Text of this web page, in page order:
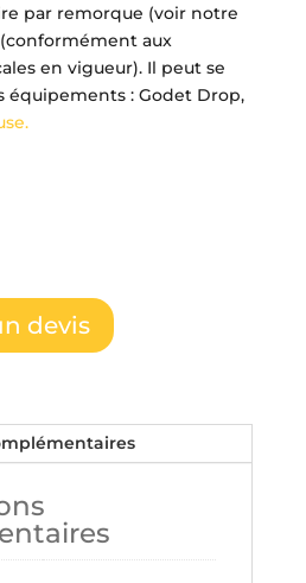
par remorque (voir notre
aux
en vigueur). Il peut se
équipements : Godet Drop,
devis